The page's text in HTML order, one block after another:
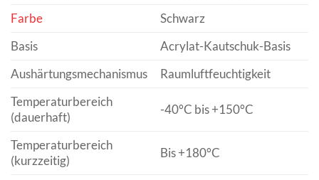
Farbe
Schwarz
Basis
Acrylat-Kautschuk-Basis
Aushärtungsmechanismus
Raumluftfeuchtigkeit
Temperaturbereich
(dauerhaft)
-40°C bis +150°C
Temperaturbereich
(kurzzeitig)
Bis +180°C